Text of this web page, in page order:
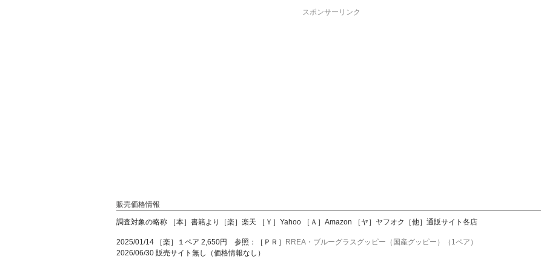
スポンサーリンク
販売価格情報
調査対象の略称 ［本］書籍より［楽］楽天 ［Ｙ］Yahoo ［Ａ］Amazon ［ヤ］ヤフオク［他］通販サイト各店
2025/01/14 ［楽］１ペア 2,650円 参照：［ＰＲ］
RREA・ブルーグラスグッピー（国産グッピー）（1ペア）
2026/06/30 販売サイト無し（価格情報なし）